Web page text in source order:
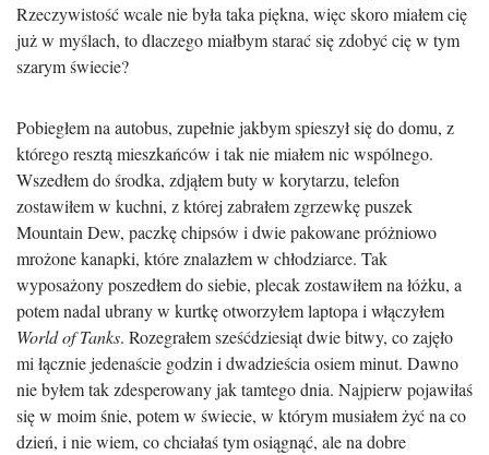
Rzeczywistość wcale nie była taka piękna, więc skoro miałem cię
już w myślach, to dlaczego miałbym starać się zdobyć cię w tym
szarym świecie?
Pobiegłem na autobus, zupełnie jakbym spieszył się do domu, z
którego resztą mieszkańców i tak nie miałem nic wspólnego.
Wszedłem do środka, zdjąłem buty w korytarzu, telefon
zostawiłem w kuchni, z której zabrałem zgrzewkę puszek
Mountain Dew, paczkę chipsów i dwie pakowane próżniowo
mrożone kanapki, które znalazłem w chłodziarce. Tak
wyposażony poszedłem do siebie, plecak zostawiłem na łóżku, a
potem nadal ubrany w kurtkę otworzyłem laptopa i włączyłem
World of Tanks. Rozegrałem sześćdziesiąt dwie bitwy, co zajęło
mi łącznie jedenaście godzin i dwadzieścia osiem minut. Dawno
nie byłem tak zdesperowany jak tamtego dnia. Najpierw pojawiłaś
się w moim śnie, potem w świecie, w którym musiałem żyć na co
dzień, i nie wiem, co chciałaś tym osiągnąć, ale na dobre